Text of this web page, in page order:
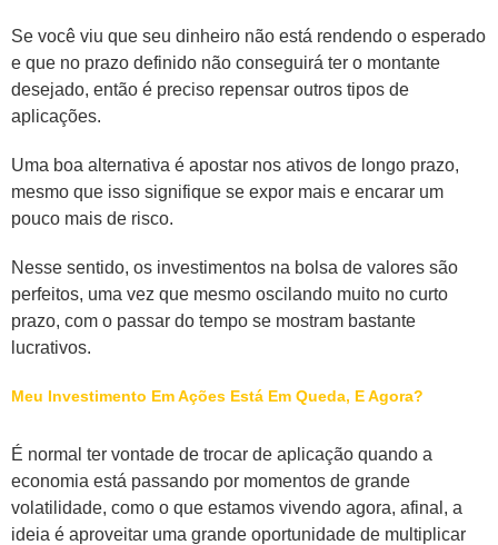
Se você viu que seu dinheiro não está rendendo o esperado
e que no prazo definido não conseguirá ter o montante
desejado, então é preciso repensar outros tipos de
aplicações.
Uma boa alternativa é apostar nos ativos de longo prazo,
mesmo que isso signifique se expor mais e encarar um
pouco mais de risco.
Nesse sentido, os investimentos na bolsa de valores são
perfeitos, uma vez que mesmo oscilando muito no curto
prazo, com o passar do tempo se mostram bastante
lucrativos.
Meu Investimento Em Ações Está Em Queda, E Agora?
É normal ter vontade de trocar de aplicação quando a
economia está passando por momentos de grande
volatilidade, como o que estamos vivendo agora, afinal, a
ideia é aproveitar uma grande oportunidade de multiplicar